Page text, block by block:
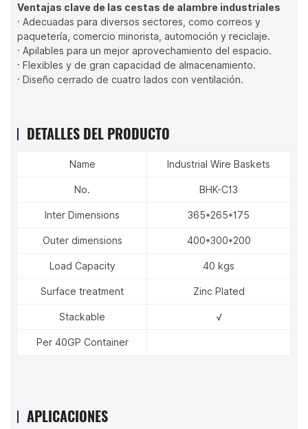
Ventajas clave de las cestas de alambre industriales
· Adecuadas para diversos sectores, como correos y
paquetería, comercio minorista, automoción y reciclaje.
· Apilables para un mejor aprovechamiento del espacio.
· Flexibles y de gran capacidad de almacenamiento.
· Diseño cerrado de cuatro lados con ventilación.
DETALLES DEL PRODUCTO
Name
Industrial Wire Baskets
No.
BHK-C13
Inter Dimensions
365*265*175
Outer dimensions
400*300*200
Load Capacity
40 kgs
Surface treatment
Zinc Plated
Stackable
√
Per 40GP Container
APLICACIONES